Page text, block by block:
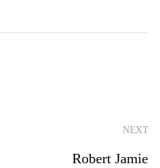
NEXT
Robert Jamie